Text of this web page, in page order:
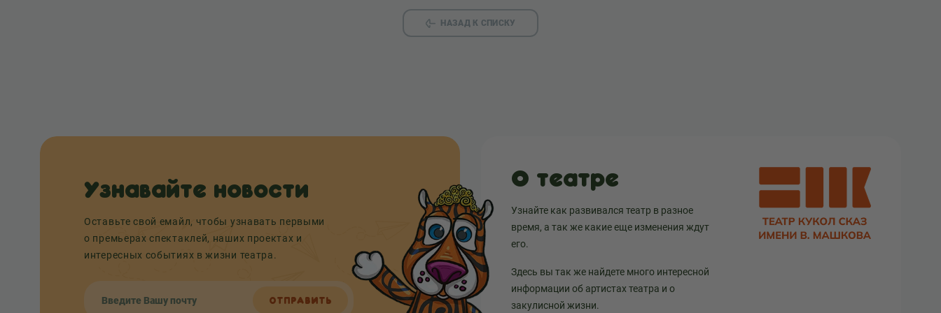
НАЗАД К СПИСКУ
Узнавайте новости
Оставьте свой емайл, чтобы узнавать первыми
о премьерах спектаклей, наших проектах и
интересных событиях в жизни театра.
ОТПРАВИТЬ
О театре
Узнайте как развивался театр в разное
время, а так же какие еще изменения ждут
его.
Здесь вы так же найдете много интересной
информации об артистах театра и о
закулисной жизни.